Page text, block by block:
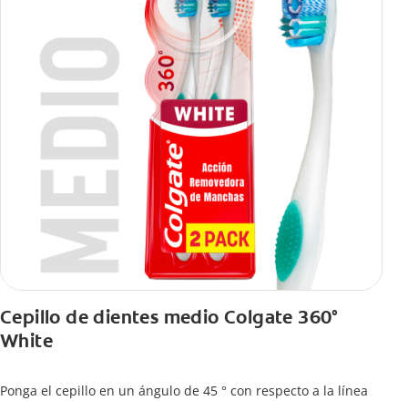
Cepillo de dientes medio Colgate 360°
White
Ponga el cepillo en un ángulo de 45 ° con respecto a la línea